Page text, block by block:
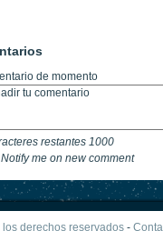
de momento
restantes 1000
Notify me on new comment
los derechos reservados-